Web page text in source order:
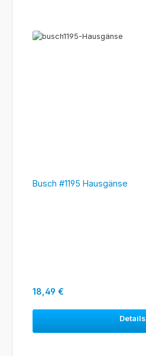
Busch #1195 Hausgänse
Regulärer Preis:
18,49 €
Details